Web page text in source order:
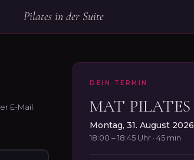
Pilates in der Suite
E-Mail.
DEIN TERMIN
MAT PILATES
Montag, 31. August 2026
18:00 – 18:45 Uhr · 45 min